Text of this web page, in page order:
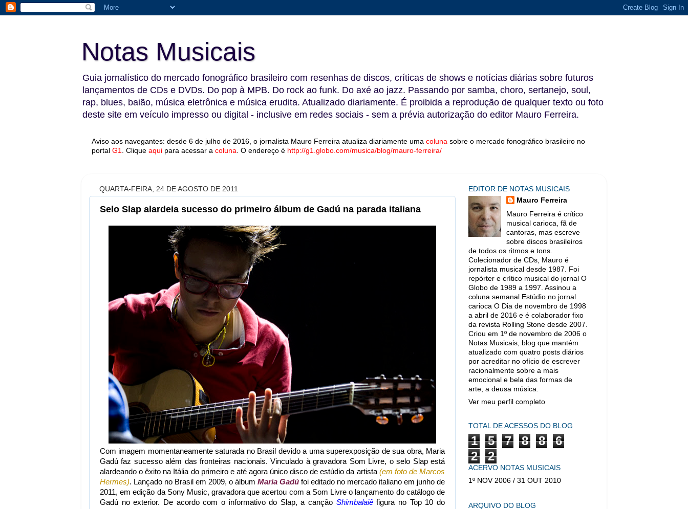
Notas Musicais
Guia jornalístico do mercado fonográfico brasileiro com resenhas de discos, críticas de shows e notícias diárias sobre futuros
lançamentos de CDs e DVDs. Do pop à MPB. Do rock ao funk. Do axé ao jazz. Passando por samba, choro, sertanejo, soul,
rap, blues, baião, música eletrônica e música erudita. Atualizado diariamente. É proibida a reprodução de qualquer texto ou foto
deste site em veículo impresso ou digital - inclusive em redes sociais - sem a prévia autorização do editor Mauro Ferreira.
Aviso aos navegantes: desde 6 de julho de 2016, o jornalista Mauro Ferreira atualiza diariamente uma coluna sobre o mercado fonográfico brasileiro no
portal G1 Clique aqui para acessar a coluna O endereço é http://g1.globo.com/musica/blog/mauro-ferreira/
QUARTA-FEIRA, 24 DE AGOSTO DE 2011
Selo Slap alardeia sucesso do primeiro álbum de Gadú na parada italiana
Com imagem momentaneamente saturada no Brasil devido a uma superexposição de sua obra, Maria
Gadú faz sucesso além das fronteiras nacionais. Vinculado à gravadora Som Livre, o selo Slap está
alardeando o êxito na Itália do primeiro e até agora único disco de estúdio da artista (em foto de Marcos
Hermes). Lançado no Brasil em 2009, o álbum Maria Gadú foi editado no mercado italiano em junho de
2011, em edição da Sony Music, gravadora que acertou com a Som Livre o lançamento do catálogo de
Gadú no exterior. De acordo com o informativo do Slap, a canção Shimbalaiêfigura no Top 10 do
EDITOR DE NOTAS MUSICAIS
Mauro Ferreira
Mauro Ferreira é crítico
musical carioca, fã de
cantoras, mas escreve
sobre discos brasileiros
de todos os ritmos e tons.
Colecionador de CDs, Mauro é
jornalista musical desde 1987. Foi
repórter e crítico musical do jornal O
Globo de 1989 a 1997. Assinou a
coluna semanal Estúdio no jornal
carioca O Dia de novembro de 1998
a abril de 2016 e é colaborador fixo
da revista Rolling Stone desde 2007.
Criou em 1º de novembro de 2006 o
Notas Musicais, blog que mantém
atualizado com quatro posts diários
por acreditar no ofício de escrever
racionalmente sobre a mais
emocional e bela das formas de
arte, a deusa música.
Ver meu perfil completo
TOTAL DE ACESSOS DO BLOG
1 5 7 8 8
6
2
2
ACERVO NOTAS MUSICAIS
1º NOV 2006 / 31 OUT 2010
ARQUIVO DO BLOG